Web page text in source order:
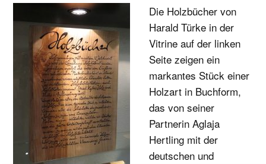
Die Holzbücher von
Harald Türke in der
Vitrine auf der linken
Seite zeigen ein
markantes Stück einer
Holzart in Buchform,
das von seiner
Partnerin Aglaja
Hertling mit der
deutschen und